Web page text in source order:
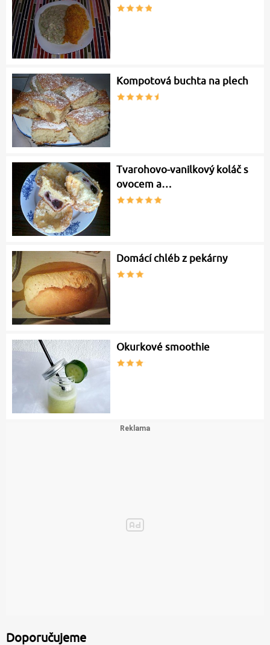
Kompotová buchta na plech
Tvarohovo-vanilkový koláč s
ovocem a…
Domácí chléb z pekárny
Okurkové smoothie
Doporučujeme